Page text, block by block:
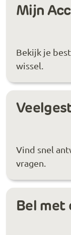
Mijn
Bekijk je
wissel.
Vind snel
vragen.
Bel met